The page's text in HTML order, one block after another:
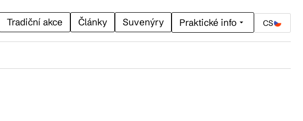
Tradiční akce Články Suvenýry Praktické info CS